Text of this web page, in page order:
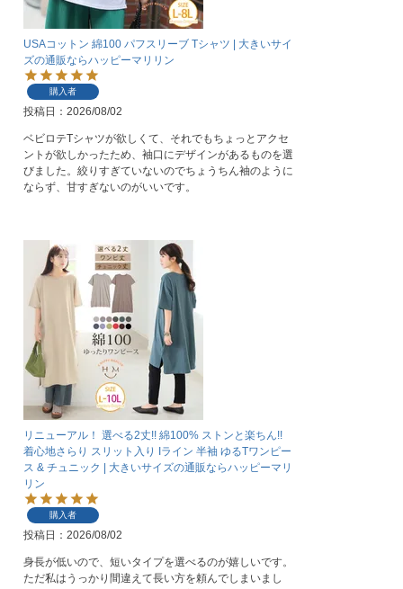
USAコットン 綿100 パフスリーブ Tシャツ | 大きいサイ
ズの通販ならハッピーマリリン
購入者
投稿日 2026/08/02
ベビロテTシャツが欲しくて、それでもちょっとアクセ
ントが欲しかったため、袖口にデザインがあるものを選
びました。絞りすぎていないのでちょうちん袖のように
ならず、甘すぎないのがいいです。
リニューアル！ 選べる2丈!! 綿100% ストンと楽ちん!!
着心地さらり スリット入り Iライン 半袖 ゆるTワンピー
ス & チュニック | 大きいサイズの通販ならハッピーマリ
リン
購入者
投稿日 2026/08/02
身長が低いので、短いタイプを選べるのが嬉しいです。
ただ私はうっかり間違えて長い方を頼んでしまいまし